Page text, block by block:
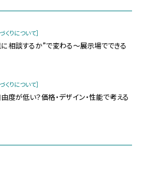
くりについて］
相談するか”で変わる～展示場でできる
くりについて］
度が低い？価格・デザイン・性能で考える